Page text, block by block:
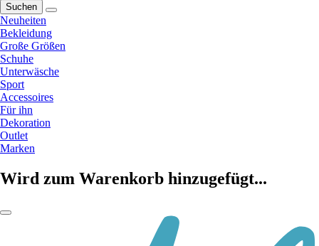
Suchen
Neuheiten
Bekleidung
Große Größen
Schuhe
Unterwäsche
Sport
Accessoires
Für ihn
Dekoration
Outlet
Marken
Wird zum Warenkorb hinzugefügt...